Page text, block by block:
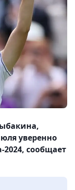
уверенно
сообщает